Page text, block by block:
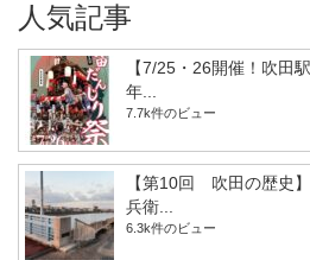
人気記事
【7/25・26開催！吹田
年...
7.7k件のビュー
【第10回 吹田の歴史
兵衛...
6.3k件のビュー